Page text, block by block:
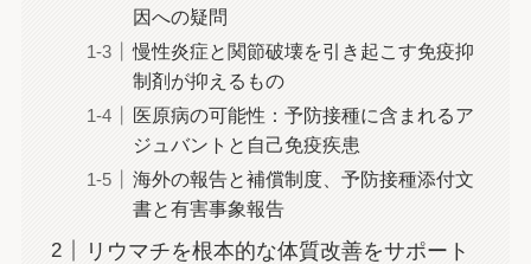
因への疑問
慢性炎症と関節破壊を引き起こす免疫抑
制剤が抑えるもの
医原病の可能性：予防接種に含まれるア
ジュバントと自己免疫疾患
海外の報告と補償制度、予防接種添付文
書と有害事象報告
リウマチを根本的な体質改善をサポート